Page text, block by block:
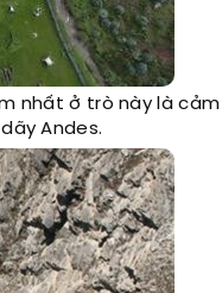
nhất ở trò này là
Andes.